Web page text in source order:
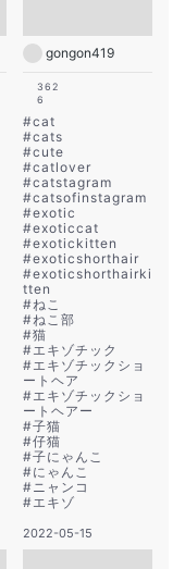
gongon419
362
6
#cat
#cats
#cute
#catlover
#catstagram
#catsofinstagram
#exotic
#exoticcat
#exotickitten
#exoticshorthair
#exoticshorthairki
tten
#ねこ
#ねこ部
#猫
#エキゾチック
#エキゾチックショ
ートヘア
#エキゾチックショ
ートヘアー
#子猫
#仔猫
#子にゃんこ
#にゃんこ
#ニャンコ
#エキゾ
2022-05-15